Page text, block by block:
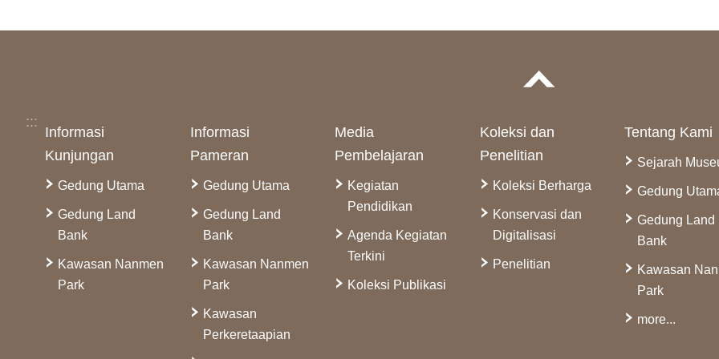
:::
Informasi
Kunjungan
Gedung Utama
Gedung Land
Bank
Kawasan Nanmen
Park
Informasi
Pameran
Gedung Utama
Gedung Land
Bank
Kawasan Nanmen
Park
Kawasan
Perkeretaapian
Media
Pembelajaran
Kegiatan
Pendidikan
Agenda Kegiatan
Terkini
Koleksi Publikasi
Koleksi dan
Penelitian
Koleksi Berharga
Konservasi dan
Digitalisasi
Penelitian
Tentang Kami
Sejarah
Gedung
Gedung Land
Bank
Kawasan
Park
more...